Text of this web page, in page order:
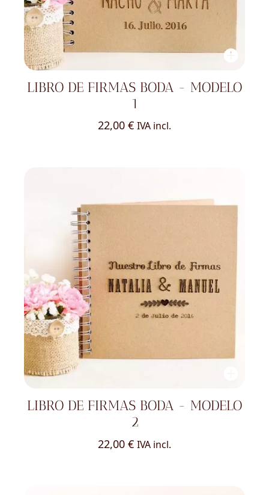
LIBRO DE FIRMAS BODA - MODELO
1
22,00 € IVA incl.
LIBRO DE FIRMAS BODA - MODELO
2
22,00 € IVA incl.